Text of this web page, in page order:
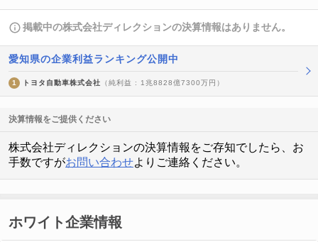
掲載中の株式会社ディレクションの決算情報はありません。
愛知県の企業利益ランキング公開中
1 トヨタ自動車株式会社 （純利益 : 1兆8828億7300万円）
決算情報をご提供ください
株式会社ディレクションの決算情報をご存知でしたら、お
手数ですがお問い合わせよりご連絡ください。
ホワイト企業情報